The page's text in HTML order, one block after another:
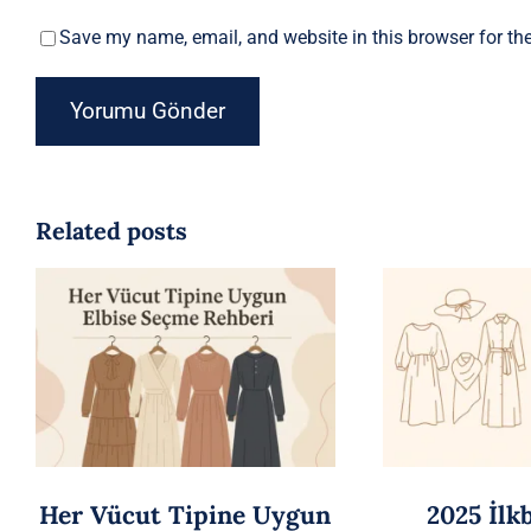
Save my name, email, and website in this browser for
Related posts
Her Vücut Tipine Uygun 2025